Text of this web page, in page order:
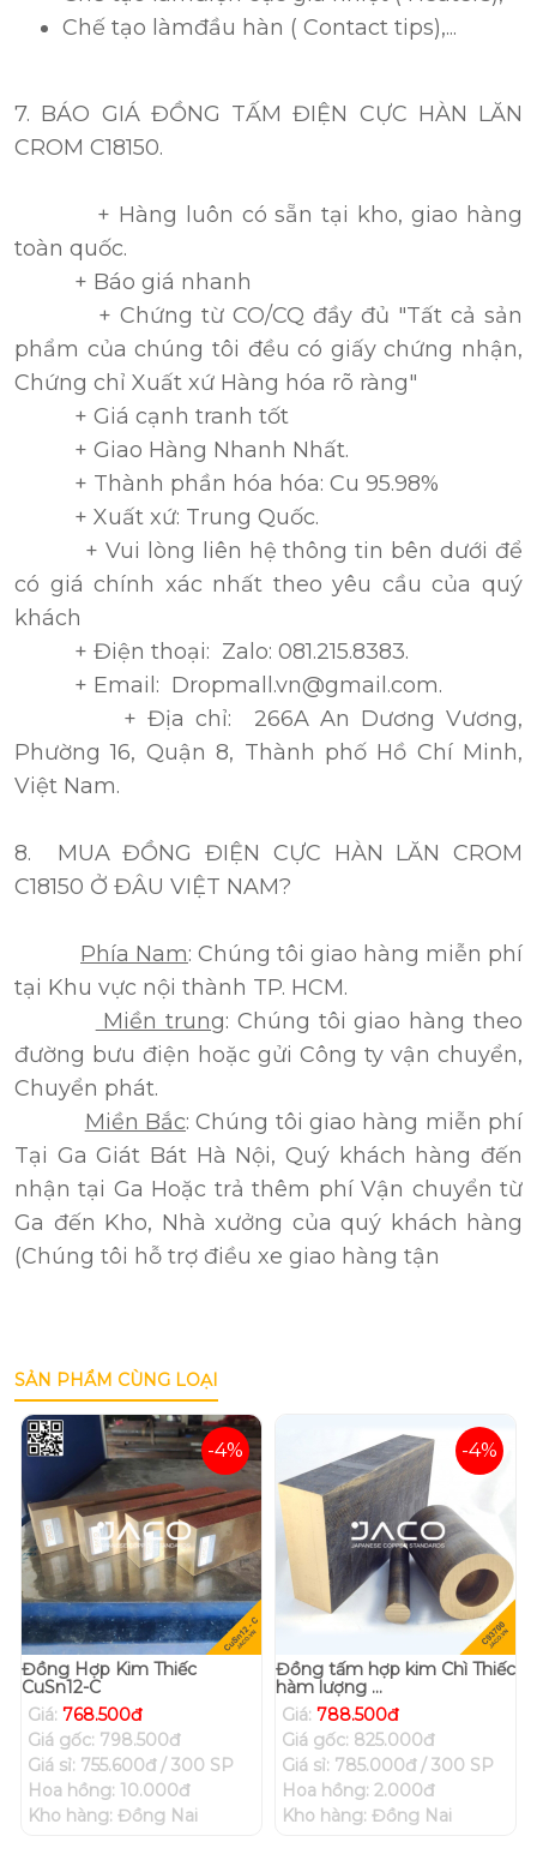
Chế tạo làmđầu hàn ( Contact tips),...
7. BÁO GIÁ ĐỒNG TẤM ĐIỆN CỰC HÀN LĂN
CROM C18150.
+ Hàng luôn có sẵn tại kho, giao hàng
toàn quốc.
+ Báo giá nhanh
+ Chứng từ CO/CQ đầy đủ "Tất cả sản
phẩm của chúng tôi đều có giấy chứng nhận,
Chứng chỉ Xuất xứ Hàng hóa rõ ràng"
+ Giá cạnh tranh tốt
+ Giao Hàng Nhanh Nhất.
+ Thành phần hóa hóa: Cu 95.98%
+ Xuất xứ: Trung Quốc.
+ Vui lòng liên hệ thông tin bên dưới để
có giá chính xác nhất theo yêu cầu của quý
khách
+ Điện thoại: Zalo: 081.215.8383.
+ Email: Dropmall.vn@gmail.com.
+ Địa chỉ: 266A An Dương Vương,
Phường 16, Quận 8, Thành phố Hồ Chí Minh,
Việt Nam.
8. MUA ĐỒNG ĐIỆN CỰC HÀN LĂN CROM
C18150 Ở ĐÂU VIỆT NAM?
Phía Nam: Chúng tôi giao hàng miễn phí
tại Khu vực nội thành TP. HCM.
Miền trung: Chúng tôi giao hàng theo
đường bưu điện hoặc gửi Công ty vận chuyển,
Chuyển phát.
Miền Bắc: Chúng tôi giao hàng miễn phí
Tại Ga Giát Bát Hà Nội, Quý khách hàng đến
nhận tại Ga Hoặc trả thêm phí Vận chuyển từ
Ga đến Kho, Nhà xưởng của quý khách hàng
(Chúng tôi hỗ trợ điều xe giao hàng tận
SẢN PHẨM CÙNG LOẠI
-4%
Đồng Hợp Kim Thiếc
CuSn12-C
Giá: 768.500đ
Giá gốc: 798.500đ
Giá sỉ: 755.600đ / 300 SP
Hoa hồng: 10.000đ
Kho hàng: Đồng Nai
-4%
Đồng tấm hợp kim Chì Thiếc
hàm lượng ...
Giá: 788.500đ
Giá gốc: 825.000đ
Giá sỉ: 785.000đ / 300 SP
Hoa hồng: 2.000đ
Kho hàng: Đồng Nai